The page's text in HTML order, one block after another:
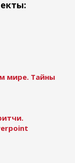
мире. Тайны